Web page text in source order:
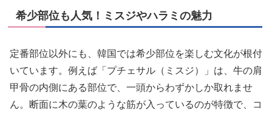
希少部位も人気！ミスジやハラミの魅力
定番部位以外にも、韓国では希少部位を楽しむ文化が根付
いています。例えば「プチェサル（ミスジ）」は、牛の肩
甲骨の内側にある部位で、一頭からわずかしか取れませ
ん。断面に木の葉のような筋が入っているのが特徴で、コ